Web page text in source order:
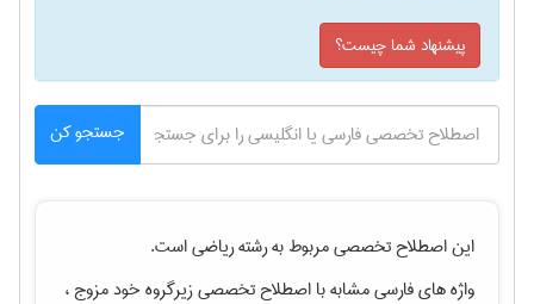
پیشنهاد شما چیست؟
جستجو کن
این اصطلاح تخصصی مربوط به رشتهرياضیاست.
واژه های فارسی مشابه با اصطلاح تخصصیزیرگروه خود مزوج ،